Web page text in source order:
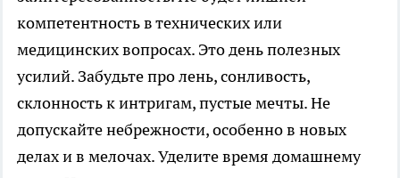
компетентность в технических или
медицинских вопросах. Это день полезных
усилий. Забудьте про лень, сонливость,
склонность к интригам, пустые мечты. Не
допускайте небрежности, особенно в новых
делах и в мелочах. Уделите время домашнему